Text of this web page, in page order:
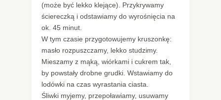
(może być lekko klejące). Przykrywamy
ściereczką i odstawiamy do wyrośnięcia na
ok. 45 minut.
W tym czasie przygotowujemy kruszonkę:
masło rozpuszczamy, lekko studzimy.
Mieszamy z mąką, wiórkami i cukrem tak,
by powstały drobne grudki. Wstawiamy do
lodówki na czas wyrastania ciasta.
Śliwki myjemy, przepoławiamy, usuwamy